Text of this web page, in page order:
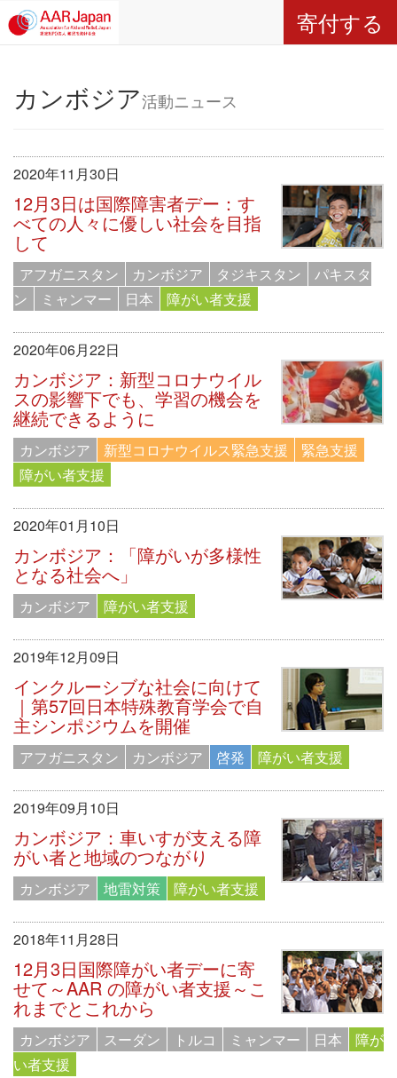
寄付する
カンボジア活動ニュース
2020年11月30日
12月3日は国際障害者デー：す
べての人々に優しい社会を目指
して
アフガニスタン カンボジア タジキスタン
パキスタ
ン
ミャンマー 日本 障がい者支援
2020年06月22日
カンボジア：新型コロナウイル
スの影響下でも、学習の機会を
継続できるように
カンボジア 新型コロナウイルス緊急支援
緊急支援
障がい者支援
2020年01月10日
カンボジア：「障がいが多様性
となる社会へ」
カンボジア 障がい者支援
2019年12月09日
インクルーシブな社会に向けて
｜第57回日本特殊教育学会で自
主シンポジウムを開催
アフガニスタン カンボジア 啓発 障がい者支援
2019年09月10日
カンボジア：車いすが支える障
がい者と地域のつながり
カンボジア 地雷対策 障がい者支援
2018年11月28日
12月3日国際障がい者デーに寄
せて～AAR の障がい者支援～こ
れまでとこれから
カンボジア スーダン トルコ ミャンマー 日本
障が
い者支援